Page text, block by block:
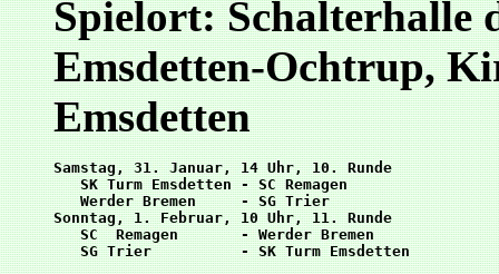
Spielort: Schalterhalle
Emsdetten-Ochtrup,
Emsdetten
Samstag, 31. Januar, 14 Uhr, 10. Runde
   SK Turm Emsdetten - SC Remagen
   Werder Bremen     - SG Trier
Sonntag, 1. Februar, 10 Uhr, 11. Runde
   SC  Remagen       - Werder Bremen